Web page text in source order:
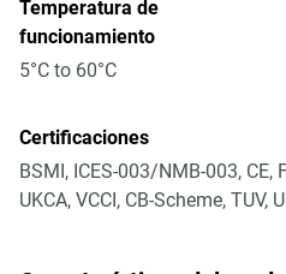
Temperatura de
funcionamiento
5°C to 60°C
Certificaciones
BSMI, ICES-003/NMB-003, CE,
UKCA, VCCI, CB-Scheme, TUV,